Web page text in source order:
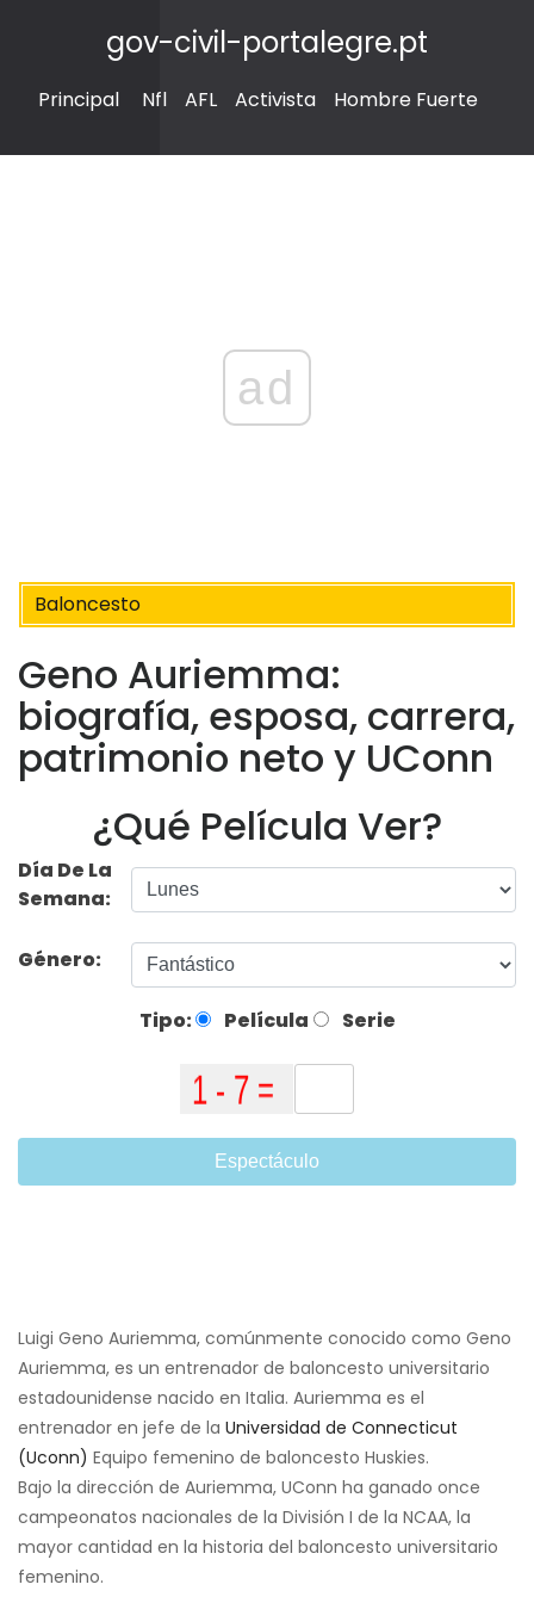
gov-civil-portalegre.pt
Principal Nfl AFL Activista Hombre Fuerte
ad
Baloncesto
Geno Auriemma:
biografía, esposa, carrera,
patrimonio neto y UConn
¿Qué Película Ver?
Día De La
Semana:
Género:
Tipo: Película Serie
Espectáculo
Luigi Geno Auriemma, comúnmente conocido como Geno
Auriemma, es un entrenador de baloncesto universitario
estadounidense nacido en Italia. Auriemma es el
entrenador en jefe de la Universidad de Connecticut
(Uconn) Equipo femenino de baloncesto Huskies.
Bajo la dirección de Auriemma, UConn ha ganado once
campeonatos nacionales de la División I de la NCAA, la
mayor cantidad en la historia del baloncesto universitario
femenino.